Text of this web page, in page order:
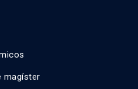
magíster